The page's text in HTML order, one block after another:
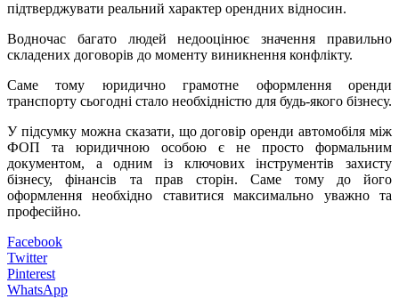
підтверджувати реальний характер орендних відносин.
Водночас багато людей недооцінює значення правильно
складених договорів до моменту виникнення конфлікту.
Саме тому юридично грамотне оформлення оренди
транспорту сьогодні стало необхідністю для будь-якого бізнесу.
У підсумку можна сказати, що договір оренди автомобіля між
ФОП та юридичною особою є не просто формальним
документом, а одним із ключових інструментів захисту
бізнесу, фінансів та прав сторін. Саме тому до його
оформлення необхідно ставитися максимально уважно та
професійно.
Facebook
Twitter
Pinterest
WhatsApp